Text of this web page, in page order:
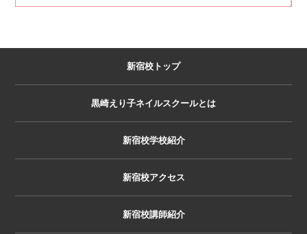
新宿校トップ
黒崎えり子ネイルスクールとは
新宿校学校紹介
新宿校アクセス
新宿校講師紹介